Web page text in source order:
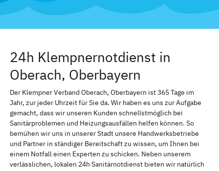
24h Klempnernotdienst in
Oberach, Oberbayern
Der Klempner Verband Oberach, Oberbayern ist 365 Tage im
Jahr, zur jeder Uhrzeit für Sie da. Wir haben es uns zur Aufgabe
gemacht, dass wir unseren Kunden schnellstmöglich bei
Sanitärproblemen und Heizungsausfällen helfen können. So
bemühen wir uns in unserer Stadt unsere Handwerksbetriebe
und Partner in ständiger Bereitschaft zu wissen, um Ihnen bei
einem Notfall einen Experten zu schicken. Neben unserem
verlässlichen, lokalen 24h Sanitärnotdienst bieten wir natürlich